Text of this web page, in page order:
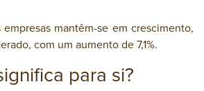
mantêm-se em crescimento,
com um aumento de 7,1%.
para si?